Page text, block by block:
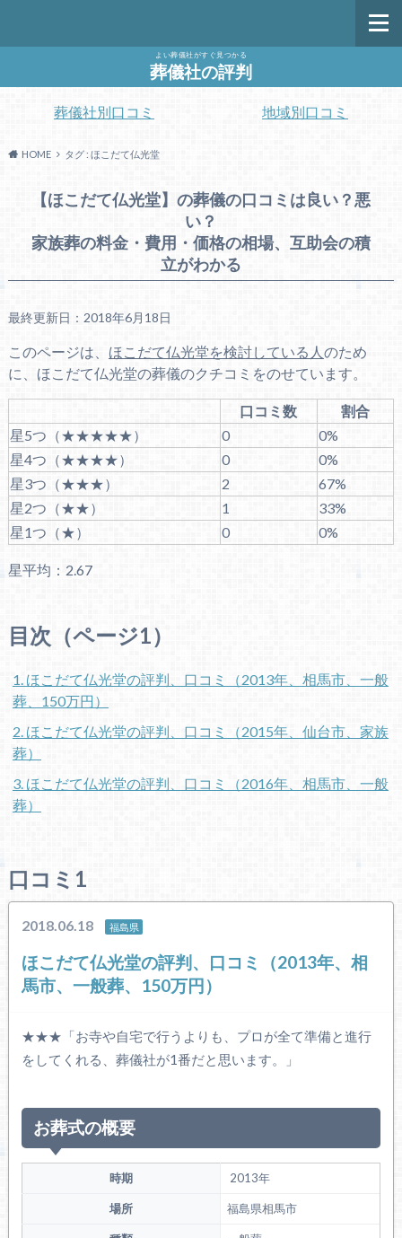
よい葬儀社がすぐ見つかる
葬儀社の評判
葬儀社別口コミ 地域別口コミ
HOME タグ : ほこだて仏光堂
【ほこだて仏光堂】の葬儀の口コミは良い？悪
い？
家族葬の料金・費用・価格の相場、互助会の積
立がわかる
最終更新日：2018年6月18日
このページは、 ほこだて仏光堂を検討している人 のため
に、ほこだて仏光堂の葬儀のクチコミをのせています。
口コミ数
割合
星5つ（★★★★★）
0
0%
星4つ（★★★★）
0
0%
星3つ（★★★）
2
67%
星2つ（★★）
1
33%
星1つ（★）
0 0%
星平均：2.67
目次（ページ1）
1. ほこだて仏光堂の評判、口コミ（2013年、相馬市、一般
葬、150万円）
2. ほこだて仏光堂の評判、口コミ（2015年、仙台市、家族
葬）
3. ほこだて仏光堂の評判、口コミ（2016年、相馬市、一般
葬）
口コミ1
2018.06.18 福島県
ほこだて仏光堂の評判、口コミ（2013年、相
馬市、一般葬、150万円）
★★★「お寺や自宅で行うよりも、プロが全て準備と進行
をしてくれる、葬儀社が1番だと思います。」
お葬式の概要
時期 2013年
場所 福島県相馬市